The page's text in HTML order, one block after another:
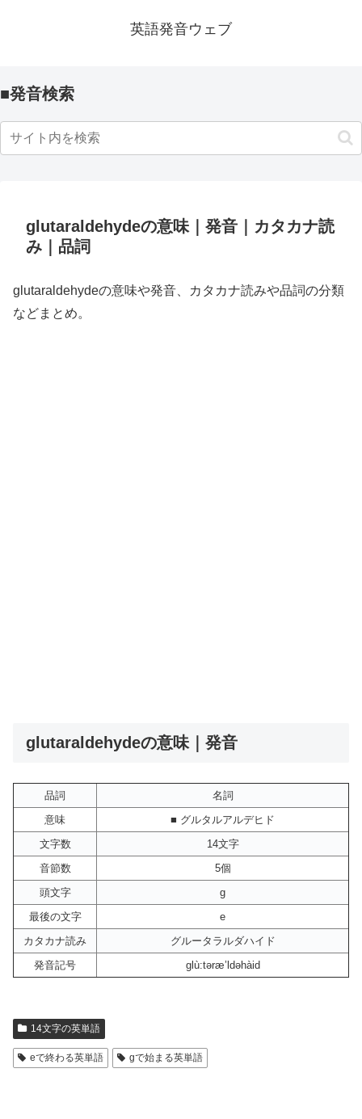
英語発音ウェブ
■発音検索
glutaraldehydeの意味｜発音｜カタカナ読
み｜品詞
glutaraldehydeの意味や発音、カタカナ読みや品詞の分類
などまとめ。
glutaraldehydeの意味｜発音
品詞
名詞
意味
■ グルタルアルデヒド
文字数
14文字
音節数
5個
頭文字
g
最後の文字
e
カタカナ読み
グルータラルダハイド
発音記号
glù:təræ’ldəhàid
14文字の英単語
eで終わる英単語 gで始まる英単語